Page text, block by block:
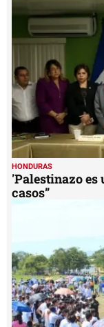
HONDURAS
'Palestinazo es
casos”